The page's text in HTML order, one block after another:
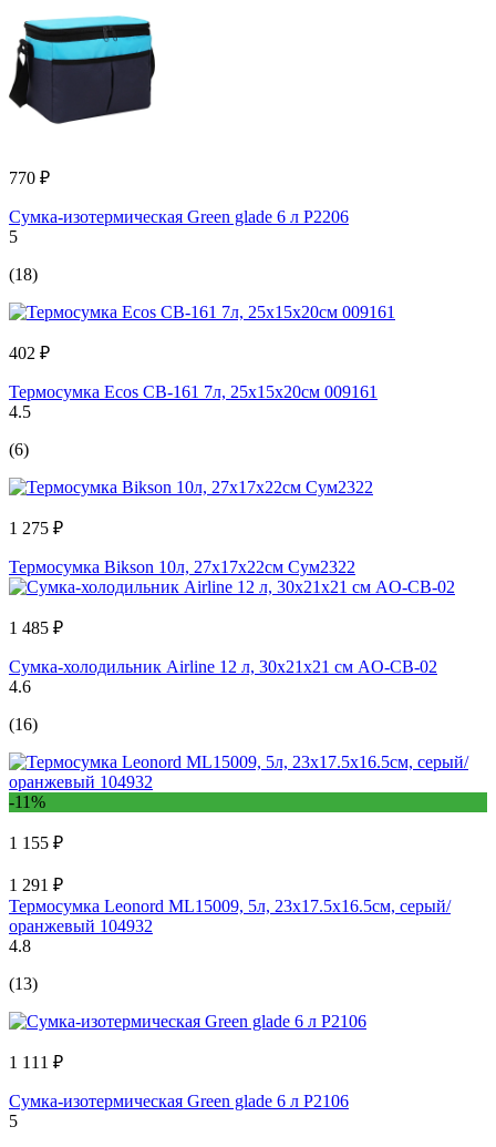
770 ₽
Сумка-изотермическая Green glade 6 л P2206
5
(18)
402 ₽
Термосумка Ecos CB-161 7л, 25x15x20см 009161
4.5
(6)
1 275 ₽
Термосумка Bikson 10л, 27х17х22см Сум2322
1 485 ₽
Сумка-холодильник Airline 12 л, 30x21x21 см AO-CB-02
4.6
(16)
-11%
1 155 ₽
1 291 ₽
Термосумка Leonord ML15009, 5л, 23x17.5x16.5см, серый/
оранжевый 104932
4.8
(13)
1 111 ₽
Сумка-изотермическая Green glade 6 л P2106
5